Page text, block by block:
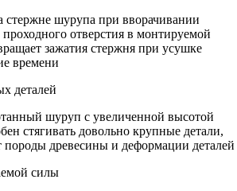
шурупа при вворачивании
отверстия в монтируемой
зажатия стержня при усушке
времени
деталей
шуруп с увеличенной высотой
стягивать довольно крупные детали,
породы древесины и деформации деталей
силы